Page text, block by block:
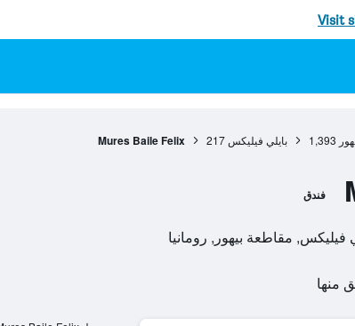
Visit
1,393 بايلي فيليكس 217
Mures Baile Felix
فندق